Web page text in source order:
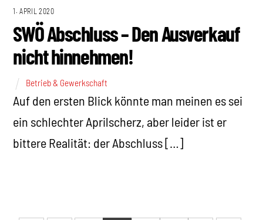
1. APRIL 2020
SWÖ Abschluss – Den Ausverkauf
nicht hinnehmen!
Betrieb & Gewerkschaft
Auf den ersten Blick könnte man meinen es sei
ein schlechter Aprilscherz, aber leider ist er
bittere Realität: der Abschluss […]